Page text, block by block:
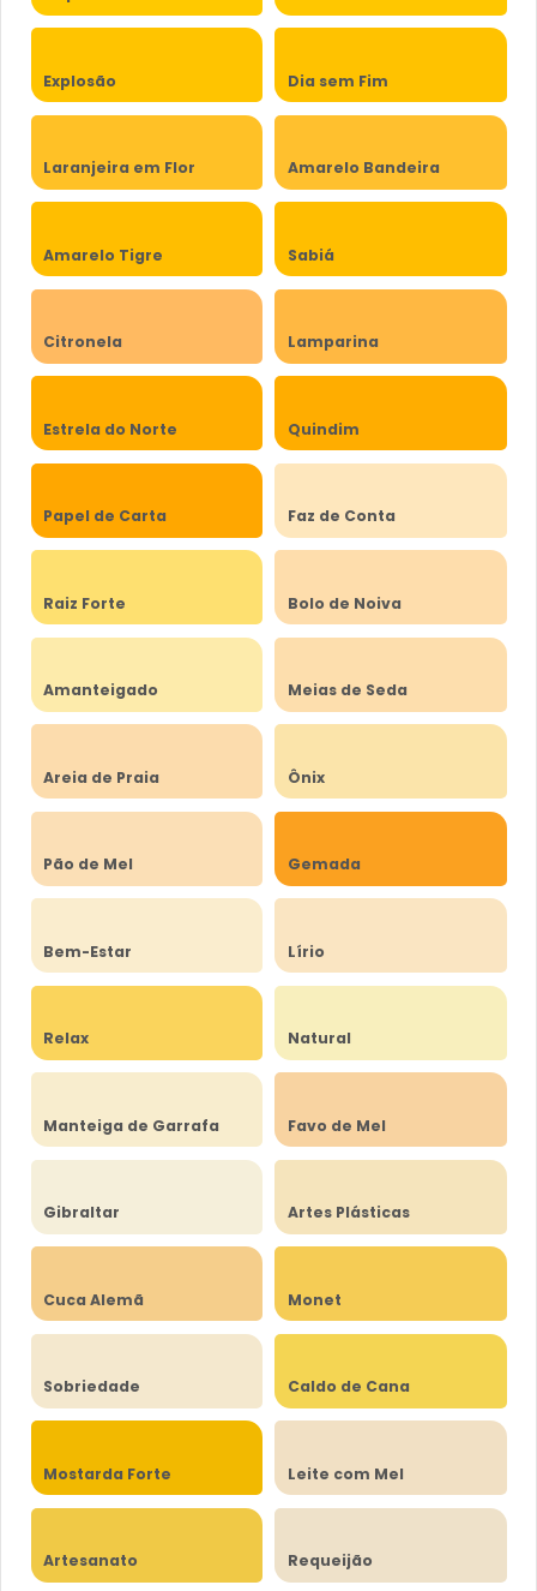
Explosão Dia sem Fim
Laranjeira em Flor Amarelo Bandeira
Amarelo Tigre Sabiá
Citronela Lamparina
Estrela do Norte Quindim
Papel de Carta Faz de Conta
Raiz Forte Bolo de Noiva
Amanteigado Meias de Seda
Areia de Praia Ônix
Pão de Mel Gemada
Bem-Estar Lírio
Relax Natural
Manteiga de Garrafa Favo de Mel
Gibraltar Artes Plásticas
Cuca Alemã Monet
Sobriedade Caldo de Cana
Mostarda Forte Leite com Mel
Artesanato Requeijão